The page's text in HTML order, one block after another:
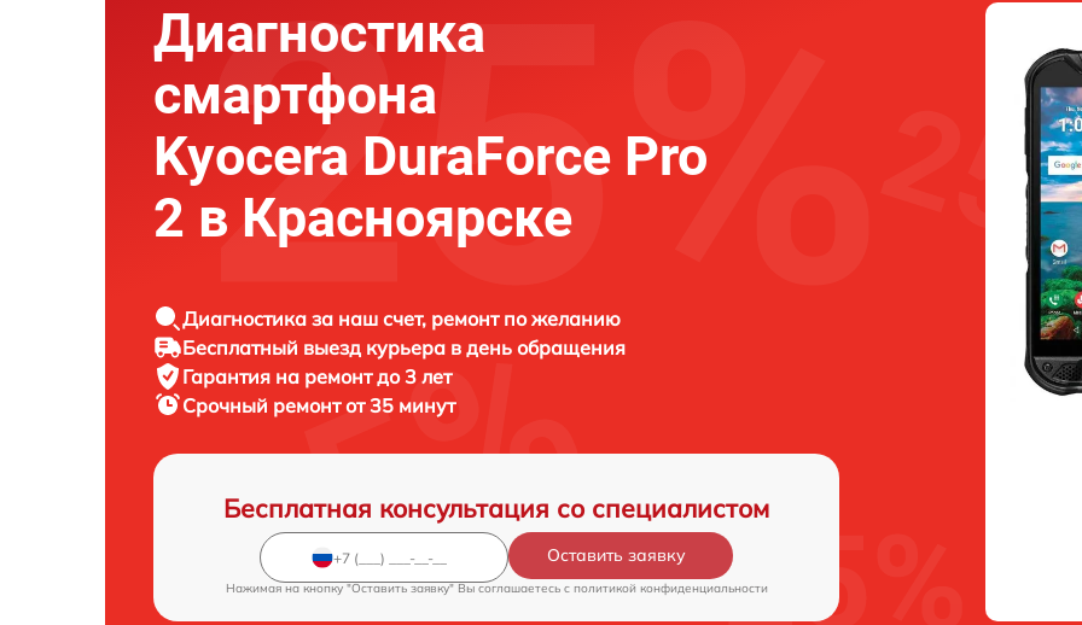
Диагностика
смартфона
Kyocera DuraForce Pro
2 в Красноярске
Диагностика за наш счет, ремонт по желанию
Бесплатный выезд курьера в день обращения
Гарантия на ремонт до 3 лет
Срочный ремонт от 35 минут
Бесплатная консультация со специалистом
Оставить заявку
Нажимая на кнопку "Оставить заявку" Вы соглашаетесь c политикой конфиденциальности